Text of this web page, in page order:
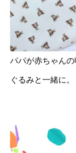
パパが赤ちゃん
ぐるみと一緒に。